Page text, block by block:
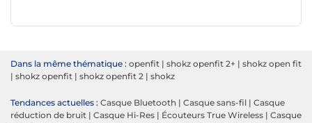
Dans la même thématique : openfit | shokz openfit 2+ | shokz open fit
| shokz openfit | shokz openfit 2 | shokz
Tendances actuelles : Casque Bluetooth | Casque sans-fil | Casque
réduction de bruit | Casque Hi-Res | Écouteurs True Wireless | Casque